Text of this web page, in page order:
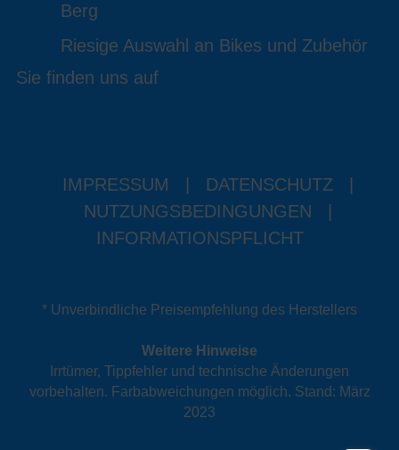
Berg
Riesige Auswahl an Bikes und Zubehör
Sie finden uns auf
IMPRESSUM DATENSCHUTZ
NUTZUNGSBEDINGUNGEN
INFORMATIONSPFLICHT
* Unverbindliche Preisempfehlung des Herstellers
Weitere Hinweise
Irrtümer, Tippfehler und technische Änderungen
vorbehalten. Farbabweichungen möglich. Stand: März
2023